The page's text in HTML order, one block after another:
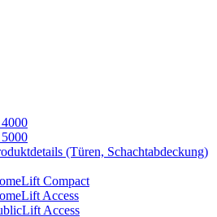
(Türen, Schachtabdeckung)
Compact
Access
Access